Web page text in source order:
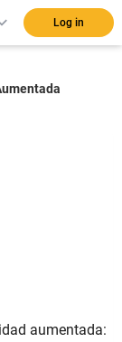
Log in
aumentada: